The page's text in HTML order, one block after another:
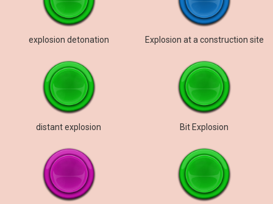
explosion detonation Explosion at a construction site
distant explosion Bit Explosion